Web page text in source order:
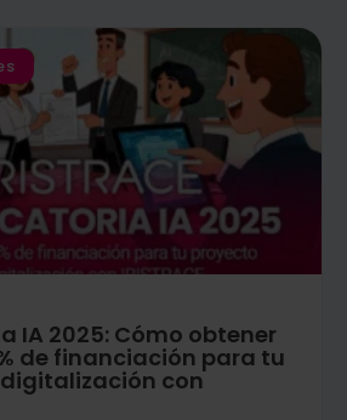
IA 2025: Cómo obtener
de financiación para tu
con